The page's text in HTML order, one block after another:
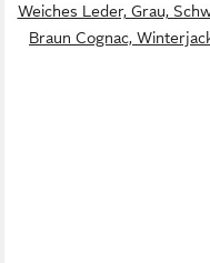
Weiches Leder, Grau,
Braun Cognac,